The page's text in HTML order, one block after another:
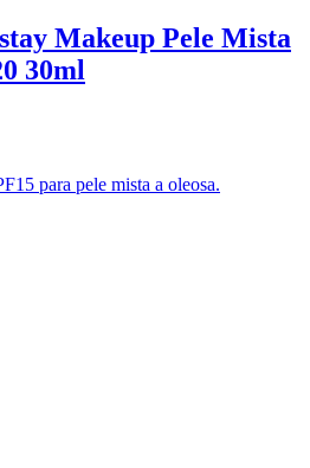
Makeup Pele Mista
30ml
para pele mista a oleosa.